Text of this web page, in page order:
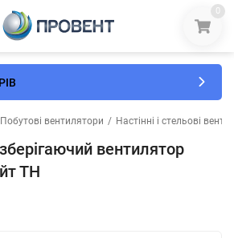
0
Побутові вентилятори / Настінні і стельові
вентилятор
ТН